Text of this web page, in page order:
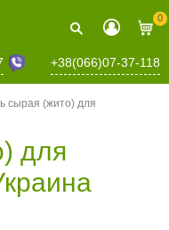
0
+38(066)07-37-118
сырая (жито) для
для